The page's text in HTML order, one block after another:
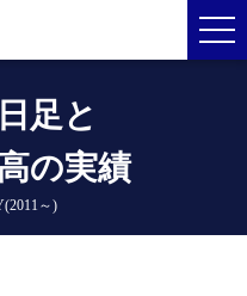
足と
の実績
～)